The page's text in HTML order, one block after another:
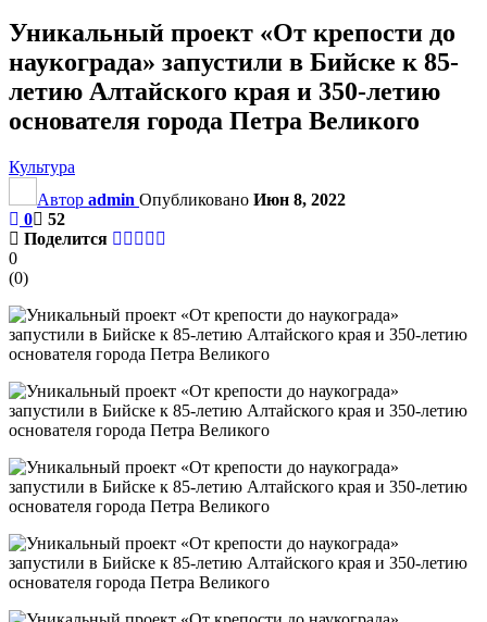
Уникальный проект «От крепости до
наукограда» запустили в Бийске к 85-
летию Алтайского края и 350-летию
основателя города Петра Великого
Культура
Автор admin Опубликовано Июн 8, 2022
0
52
Поделится
0
(0)